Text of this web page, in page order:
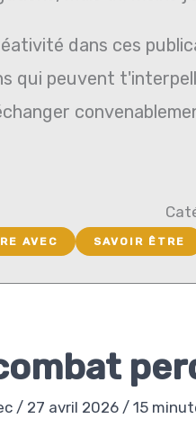
dans ces
qui peuvent
AVEC SAVOIR ÊTRE
/ 27 avril 2026 / 15